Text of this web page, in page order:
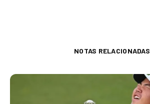
NOTAS RELACIONADAS